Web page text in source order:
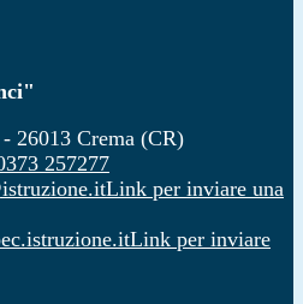
26013 Crema (CR)
257277
Link per inviare una
Link per inviare